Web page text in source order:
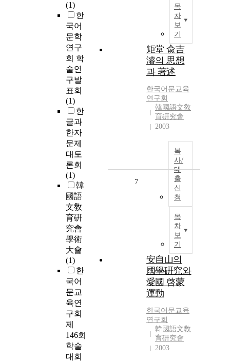
(1)
한
국어
문학
연구
회 학
술연
구발
표회
(1)
한
글과
한자
문제
대토
론회
(1)
韓
國語
文敎
育硏
究會
學術
大會
(1)
한
국어
문교
육연
구회
제
146회
학술
대회
목
차
보
기
矩堂 兪吉
濬의 思想
과 著述
한국어문교육
연구회
韓國語文敎
育硏究會
2003
복
사/
대
출
신
청
목
차
보
기
7
安自山의
國學硏究와
愛國 啓蒙
運動
한국어문교육
연구회
韓國語文敎
育硏究會
2003